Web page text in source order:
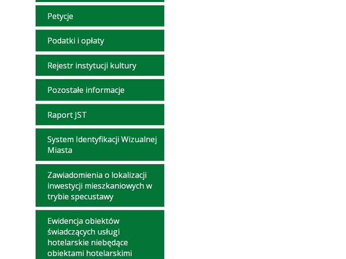
Petycje
Podatki i opłaty
Rejestr instytucji kultury
Pozostałe informacje
Raport JST
System Identyfikacji Wizualnej
Miasta
Zawiadomienia o lokalizacji
inwestycji mieszkaniowych w
trybie specustawy
Ewidencja obiektów
świadczących usługi
hotelarskie niebędące
obiektami hotelarskimi